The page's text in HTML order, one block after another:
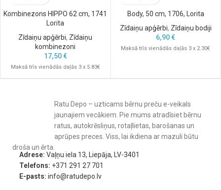
Kombinezons HIPPO 62 cm, 1741
Lorita
Zīdaiņu apģērbi, Zīdaiņu
kombinezoni
17,50€
Maksā trīs vienādās daļās 3 x 5.83€
Body, 50 cm, 1706, Lorita
Zīdaiņu apģērbi, Zīdaiņu bodiji
6,90€
Maksā trīs vienādās daļās 3 x 2.30€
Ratu Depo – uzticams bērnu preču e-veikals
jaunajiem vecākiem. Pie mums atradīsiet bērnu
ratus, autokrēsliņus, rotaļlietas, barošanas un
aprūpes preces. Viss, lai ikdiena ar mazuli būtu
droša un ērta.
Adrese: Vaļņu iela 13, Liepāja, LV-3401
Telefons: +371 291 27 701
E-pasts: info@ratudepo.lv